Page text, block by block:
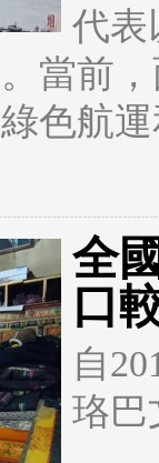
代表
當前
色航
全
口
自
珞巴